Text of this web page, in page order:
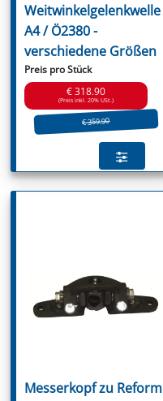
Weitwinkelgelenkwelle
A4 / Ö2380 -
verschiedene Größen
Preis pro Stück
€ 318.90
(Preis inkl. 20% USt.)
€ 359.90
Messerkopf zu Reform